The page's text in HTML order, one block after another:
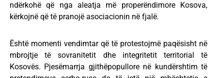
ndërkohë që nga aleatja më properëndimore Kosova,
kërkojnë që të pranojë asociacionin në fjalë.
Është momenti vendimtar që të protestojmë paqësisht në
mbrojtje të sovranitetit dhe integritetit territorial të
Kosovës. Pjesëmarrja gjithëpopullore në kundërshtim të